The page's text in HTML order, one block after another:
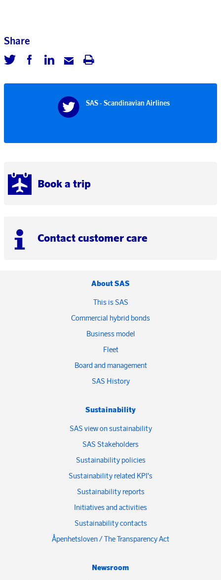
Book a trip
Contact customer care
Share
SAS - Scandinavian Airlines
About SAS
This is SAS
Commercial hybrid bonds
Business model
Fleet
Board and management
SAS History
Sustainability
SAS view on sustainability
SAS Stakeholders
Sustainability policies
Sustainability related KPI's
Sustainability reports
Initiatives and activities
Sustainability contacts
Åpenhetsloven / The Transparency Act
Newsroom